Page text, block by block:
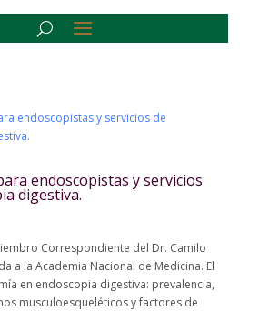
endoscopistas y servicios
digestiva.
Correspondiente del Dr. Camilo
a la Academia Nacional de Medicina. El
en endoscopia digestiva: prevalencia,
musculoesqueléticos y factores de